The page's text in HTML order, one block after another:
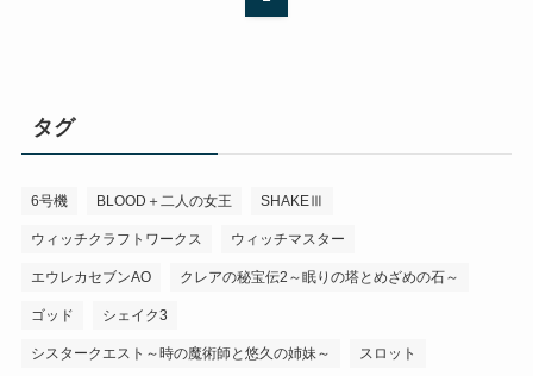
タグ
6号機 BLOOD＋二人の女王 SHAKEⅢ
ウィッチクラフトワークス ウィッチマスター
エウレカセブンAO クレアの秘宝伝2～眠りの塔とめざめの石～
ゴッド シェイク3
シスタークエスト～時の魔術師と悠久の姉妹～ スロット